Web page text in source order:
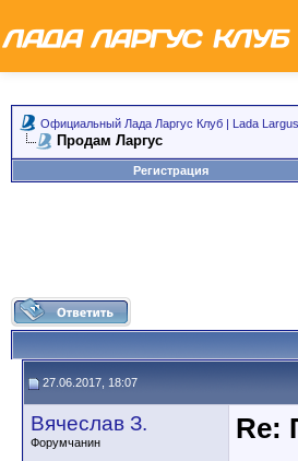
Официальный Лада Ларгус Клуб | Lada
Продам Ларгус
Регистрация
27.06.2017, 18:07
Вячеслав З.
Форумчанин
Re: